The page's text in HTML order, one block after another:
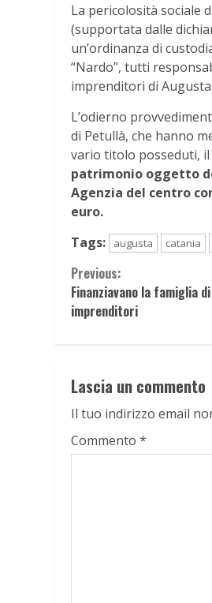
La pericolosità sociale
(supportata dalle
un’ordinanza di
“Nardo”, tutti
imprenditori di Augusta.
L’odierno
di Petullà, che hanno
vario titolo posseduti,
patrimonio oggetto
Agenzia del centro
euro.
Tags:
augusta catania
Continue
Reading
Previous:
Finanziavano la famiglia
imprenditori
Lascia un commento
Il tuo indirizzo email
Commento *